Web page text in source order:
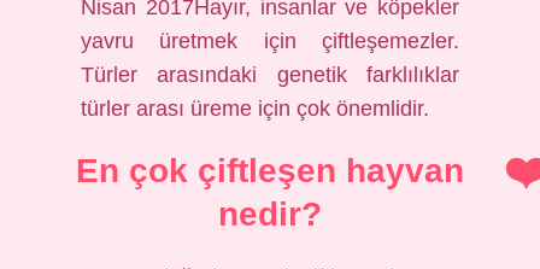
Nisan 2017Hayır, insanlar ve köpekler
yavru üretmek için çiftleşemezler.
Türler arasındaki genetik farklılıklar
türler arası üreme için çok önemlidir.
En çok çiftleşen hayvan
nedir?